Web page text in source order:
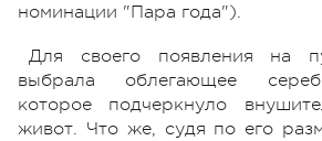
номинации "Пара года").
Для своего появления на
выбрала облегающее
которое подчеркнуло
живот. Что же, судя по его